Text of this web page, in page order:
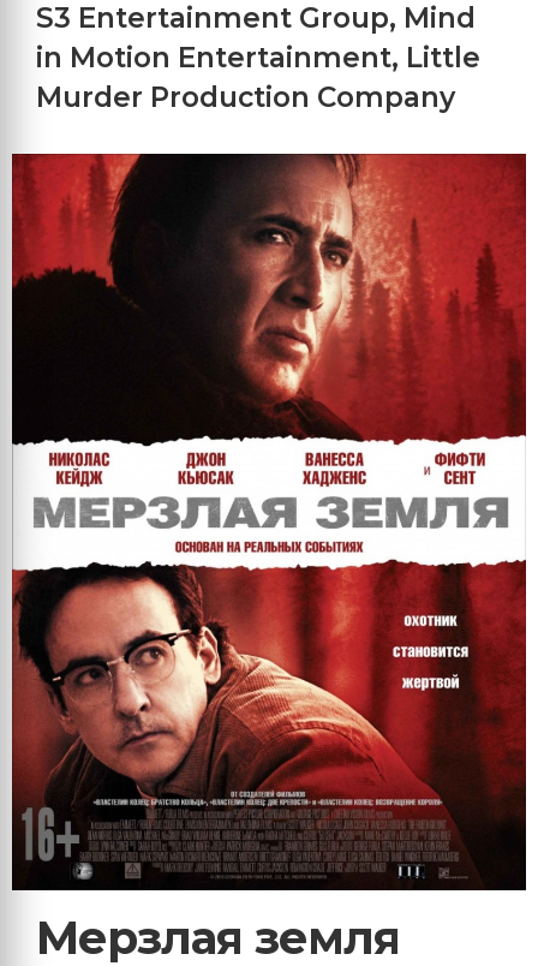
S3 Entertainment Group, Mind
in Motion Entertainment, Little
Murder Production Company
Мерзлая земля